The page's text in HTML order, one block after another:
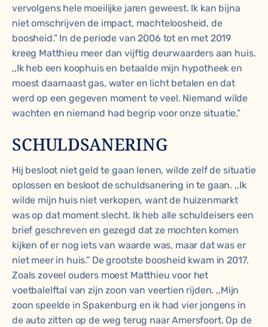
vervolgens hele moeilijke jaren geweest. Ik kan bijna
niet omschrijven de impact, machteloosheid, de
boosheid.” In de periode van 2006 tot en met 2019
kreeg Matthieu meer dan vijftig deurwaarders aan huis.
,,Ik heb een koophuis en betaalde mijn hypotheek en
moest daarnaast gas, water en licht betalen en dat
werd op een gegeven moment te veel. Niemand wilde
wachten en niemand had begrip voor onze situatie.”
SCHULDSANERING
Hij besloot niet geld te gaan lenen, wilde zelf de situatie
oplossen en besloot de schuldsanering in te gaan. ,,Ik
wilde mijn huis niet verkopen, want de huizenmarkt
was op dat moment slecht. Ik heb alle schuldeisers een
brief geschreven en gezegd dat ze mochten komen
kijken of er nog iets van waarde was, maar dat was er
niet meer in huis.” De grootste boosheid kwam in 2017.
Zoals zoveel ouders moest Matthieu voor het
voetbalelftal van zijn zoon van veertien rijden. ,,Mijn
zoon speelde in Spakenburg en ik had vier jongens in
de auto zitten op de weg terug naar Amersfoort. Op de